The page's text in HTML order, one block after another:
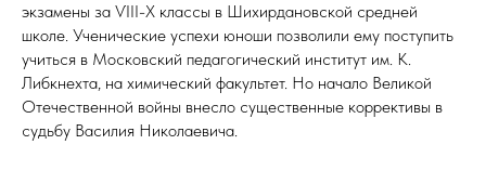
экзамены за ѴІІІ-Х классы в Шихирдановской средней
школе. Ученические успехи юноши позволили ему поступить
учиться в Московский педагогический институт им. К.
Либкнехта, на химический факультет. Но начало Великой
Отечественной войны внесло существенные коррективы в
судьбу Василия Николаевича.